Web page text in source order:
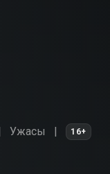
Ужасы 16+